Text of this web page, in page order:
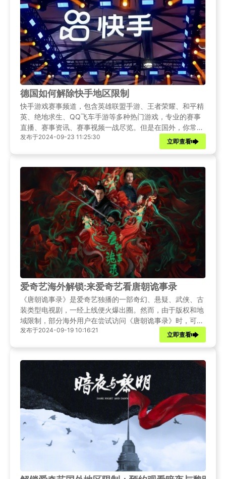
德国如何解除快手地区限制
快手游戏赛事频道，包含英雄联盟手游、王者荣耀、和平精
英、绝地求生、QQ飞车手游等多种热门游戏，专业的赛事
直播、赛事资讯、赛事视频一战尽览。但是在国外，你常常
会碰到一些问题，比如快手不能观看，缓冲卡顿，地域限制
等。那么在德国该怎样通过快手看这些游戏直播呢？本文将
发布于2024-09-23 11:25:30
立即查看
爱奇艺海外解锁:来爱奇艺看唐朝诡事录
‌《唐朝诡事录》是爱奇艺独播的一部奇幻、悬疑、武侠、古
装类型电视剧，一经上线便火爆出圈。然而，由于版权和地
域限制，部分海外用户在尝试访问《唐朝诡事录》时，可能
会遇到障碍。本文旨在为海外华人、留学生及对中国文化感
兴趣的国际友人提供一份详尽的解锁爱奇艺地区限制的教
精彩。
发布于2024-09-19 10:16:21
立即查看